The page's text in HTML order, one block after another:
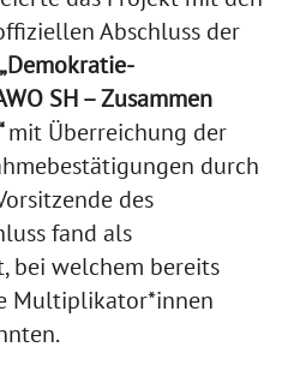
Abschluss der
„Demokratie-
SH – Zusammen
mit Überreichung der
durch
des
fand als
bei welchem bereits
Multiplikator*innen